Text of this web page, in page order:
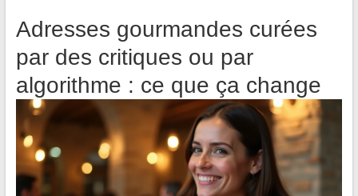
Adresses gourmandes curées
par des critiques ou par
algorithme : ce que ça change